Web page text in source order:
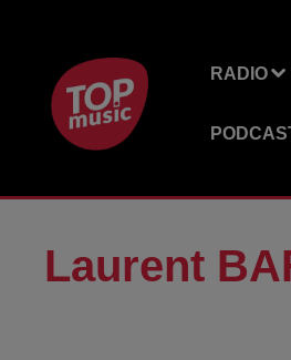
RADIO
Laurent